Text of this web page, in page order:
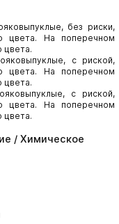
без риски,
цвета. На поперечном
цвета.
с риской,
цвета. На поперечном
цвета.
с риской,
цвета. На поперечном
цвета.
/ Химическое